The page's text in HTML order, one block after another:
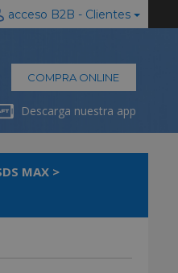
acceso B2B - Clientes
COMPRA ONLINE
Descarga nuestra app
MAX >